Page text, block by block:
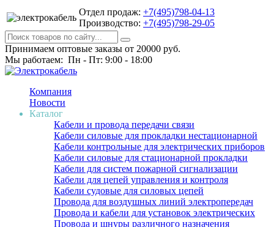
Отдел продаж: +7(495)798-04-13
Производство: +7(495)798-29-05
Принимаем оптовые заказы от 20000 руб.
Мы работаем: Пн - Пт: 9:00 - 18:00
Компания
Новости
Каталог
Кабели и провода передачи связи
Кабели силовые для прокладки нестационарной
Кабели контрольные для электрических приборов
Кабели силовые для стационарной прокладки
Кабели для систем пожарной сигнализации
Кабели для цепей управления и контроля
Кабели судовые для силовых цепей
Провода для воздушных линий электропередач
Провода и кабели для установок электрических
Провода и шнуры различного назначения